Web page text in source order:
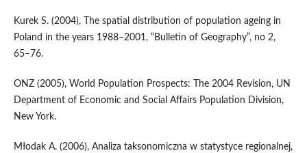
Kurek S. (2004), The spatial distribution of population ageing in
Poland in the years 1988–2001, “Bulletin of Geography”, no 2,
65–76.
ONZ (2005), World Population Prospects: The 2004 Revision, UN
Department of Economic and Social Affairs Population Division,
New York.
Młodak A. (2006), Analiza taksonomiczna w statystyce regionalnej,